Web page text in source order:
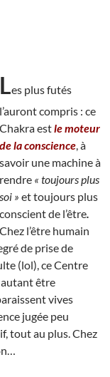
Les plus futés
l’auront compris : ce
Chakra estle moteur
de la conscience, à
savoir une machine à
rendre « toujours plus
soi » et toujours plus
conscient de l’être.
Chez l’être humain
de prise de
(lol), ce Centre
être
vives
jugée peu
tout au plus. Chez